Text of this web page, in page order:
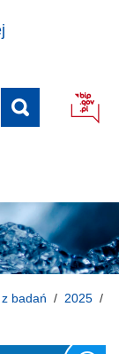
badań
2025